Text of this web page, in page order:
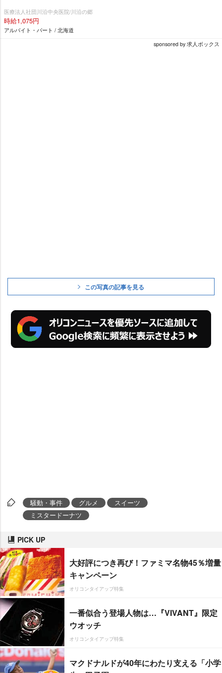
医療法人社団川沿中央医院/川沿の郷
時給1,075円
アルバイト・パート / 北海道
sponsored by 求人ボックス
この写真の記事を見る
騒動・事件 グルメ
スイーツ
ミスタードーナツ
PICK UP
大好評につき再び！ファミマ名物45％増量
キャンペーン
オリコンタイアップ特集
一番似合う登場人物は…『VIVANT』限定
ウオッチ
オリコンタイアップ特集
マクドナルドが40年にわたり支える「小学